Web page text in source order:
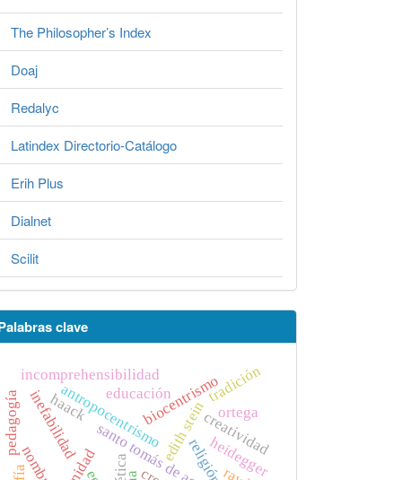
The Philosopher’s Index
Doaj
Redalyc
Latindex Directorio-Catálogo
Erih Plus
Dialnet
Scilit
clave
edith stein
santo tomás de aquino
antropocentrismobiocentrismo
religión
inefabilidad
incomprehensibilidad
educación
heidegger
creatividad
pedagogía
tradición
ortega
haack